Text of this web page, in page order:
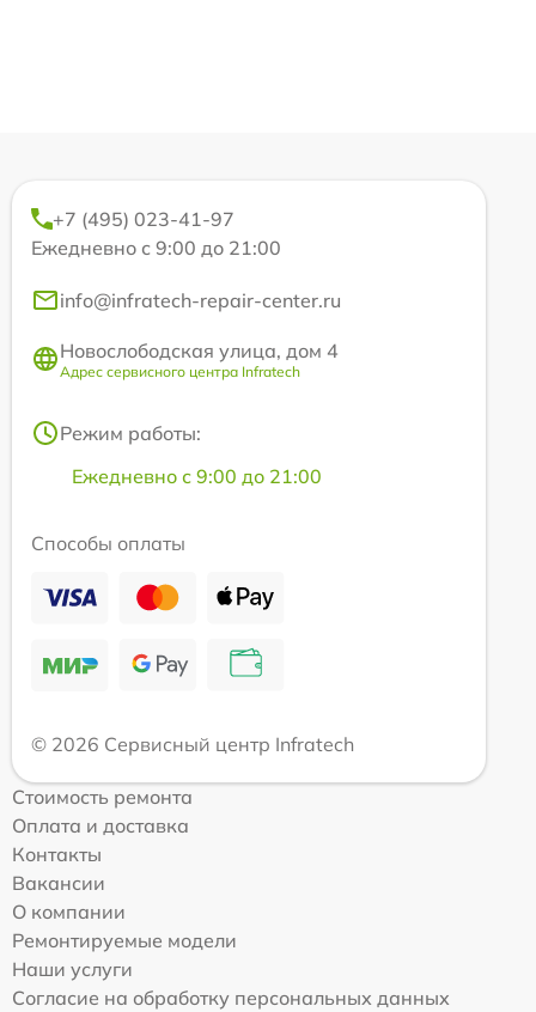
+7 (495) 023-41-97
Ежедневно с 9:00 до 21:00
info@infratech-repair-center.ru
Новослободская улица, дом 4
Адрес сервисного центра Infratech
Режим работы:
Ежедневно с 9:00 до 21:00
Способы оплаты
© 2026 Сервисный центр Infratech
Стоимость ремонта
Оплата и доставка
Контакты
Вакансии
О компании
Ремонтируемые модели
Наши услуги
Согласие на обработку персональных данных